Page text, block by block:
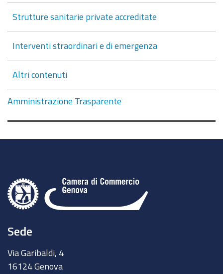
Strutture sanitarie private accreditate
Interventi straordinari e di emergenza
Altri contenuti
Amministrazione Trasparente
Sede
Via Garibaldi, 4
16124 Genova